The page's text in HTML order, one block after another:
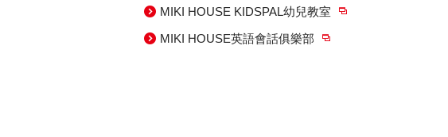
MIKI HOUSE KIDSPAL幼兒教室
MIKI HOUSE英語會話俱樂部